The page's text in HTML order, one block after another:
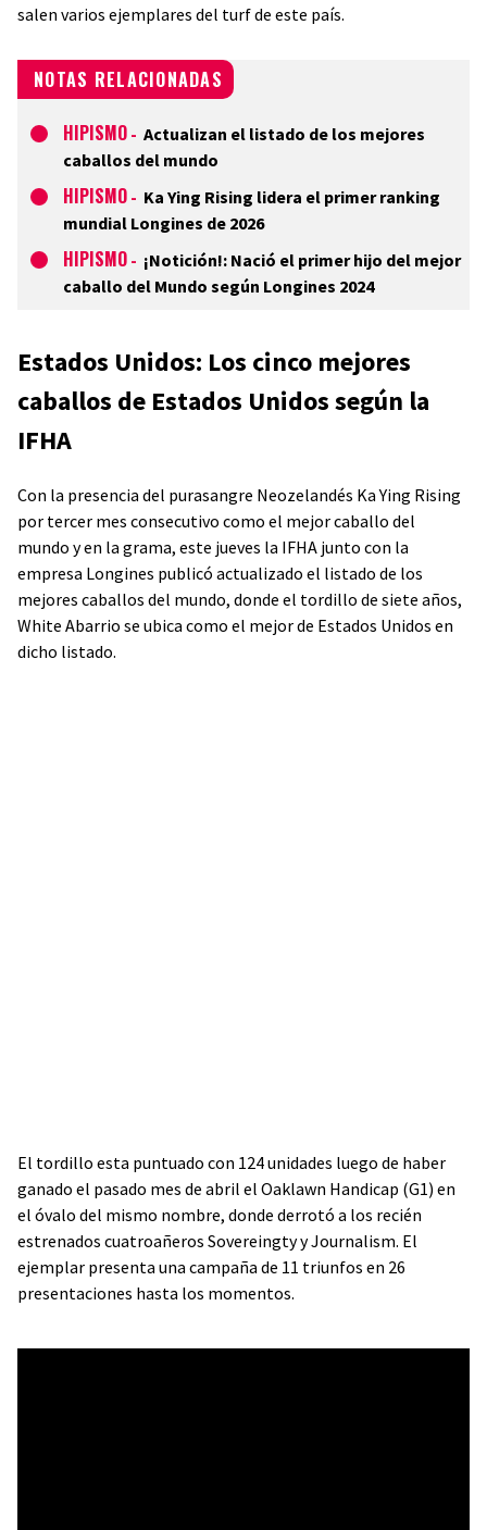
salen varios ejemplares del turf de este país.
NOTAS RELACIONADAS
HIPISMO - Actualizan el listado de los mejores
caballos del mundo
HIPISMO - Ka Ying Rising lidera el primer ranking
mundial Longines de 2026
HIPISMO - ¡Notición!: Nació el primer hijo del mejor
caballo del Mundo según Longines 2024
Estados Unidos: Los cinco mejores
caballos de Estados Unidos según la
IFHA
Con la presencia del purasangre Neozelandés Ka Ying Rising
por tercer mes consecutivo como el mejor caballo del
mundo y en la grama, este jueves la IFHA junto con la
empresa Longines publicó actualizado el listado de los
mejores caballos del mundo, donde el tordillo de siete años,
White Abarrio se ubica como el mejor de Estados Unidos en
dicho listado.
El tordillo esta puntuado con 124 unidades luego de haber
ganado el pasado mes de abril el Oaklawn Handicap (G1) en
el óvalo del mismo nombre, donde derrotó a los recién
estrenados cuatroañeros Sovereingty y Journalism. El
ejemplar presenta una campaña de 11 triunfos en 26
presentaciones hasta los momentos.